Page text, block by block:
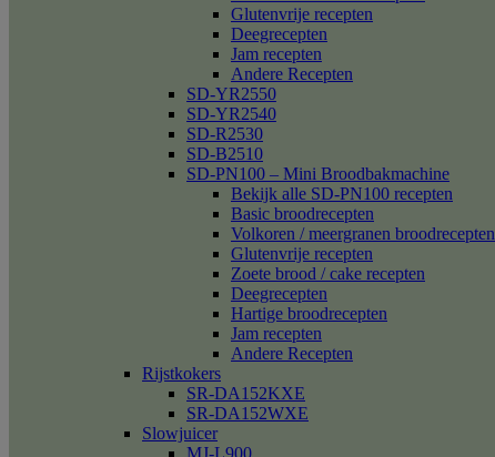
Glutenvrije recepten
Deegrecepten
Jam recepten
Andere Recepten
SD-YR2550
SD-YR2540
SD-R2530
SD-B2510
SD-PN100 – Mini Broodbakmachine
Bekijk alle SD-PN100 recepten
Basic broodrecepten
Volkoren / meergranen broodrecepten
Glutenvrije recepten
Zoete brood / cake recepten
Deegrecepten
Hartige broodrecepten
Jam recepten
Andere Recepten
Rijstkokers
SR-DA152KXE
SR-DA152WXE
Slowjuicer
MJ-L900